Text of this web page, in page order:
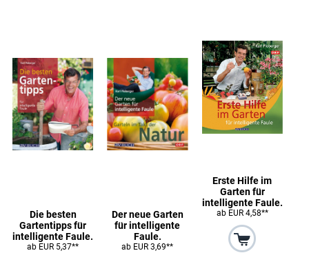
Die besten
Gartentipps für
intelligente Faule.
ab EUR 5,37**
Der neue Garten
für intelligente
Faule.
ab EUR 3,69**
Erste Hilfe im
Garten für
intelligente Faule.
ab EUR 4,58**